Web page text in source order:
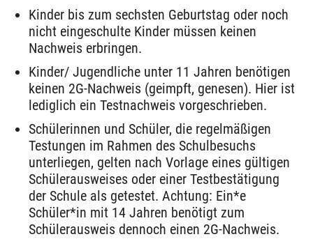
Kinder bis zum sechsten Geburtstag oder noch
nicht eingeschulte Kinder müssen keinen
Nachweis erbringen.
Kinder/ Jugendliche unter 11 Jahren benötigen
keinen 2G-Nachweis (geimpft, genesen). Hier ist
lediglich ein Testnachweis vorgeschrieben.
Schülerinnen und Schüler, die regelmäßigen
Testungen im Rahmen des Schulbesuchs
unterliegen, gelten nach Vorlage eines gültigen
Schülerausweises oder einer Testbestätigung
der Schule als getestet. Achtung: Ein*e
Schüler*in mit 14 Jahren benötigt zum
Schülerausweis dennoch einen 2G-Nachweis.